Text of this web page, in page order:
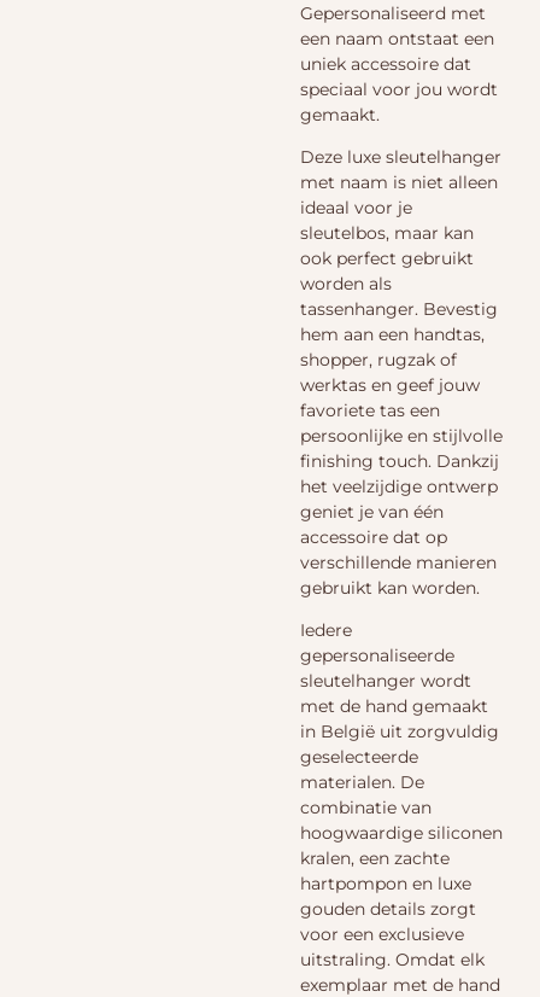
Gepersonaliseerd met
een naam ontstaat een
uniek accessoire dat
speciaal voor jou wordt
gemaakt.
Deze luxe sleutelhanger
met naam is niet alleen
ideaal voor je
sleutelbos, maar kan
ook perfect gebruikt
worden als
tassenhanger. Bevestig
hem aan een handtas,
shopper, rugzak of
werktas en geef jouw
favoriete tas een
persoonlijke en stijlvolle
finishing touch. Dankzij
het veelzijdige ontwerp
geniet je van één
accessoire dat op
verschillende manieren
gebruikt kan worden.
Iedere
gepersonaliseerde
sleutelhanger wordt
met de hand gemaakt
in België uit zorgvuldig
geselecteerde
materialen. De
combinatie van
hoogwaardige siliconen
kralen, een zachte
hartpompon en luxe
gouden details zorgt
voor een exclusieve
uitstraling. Omdat elk
exemplaar met de hand